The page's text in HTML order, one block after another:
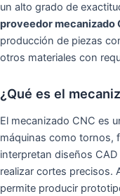
un alto grado de
proveedor mecanizado
producción de piezas
otros materiales con
¿Qué es el
El mecanizado CNC es
máquinas como tornos,
interpretan diseños
realizar cortes precisos.
permite producir